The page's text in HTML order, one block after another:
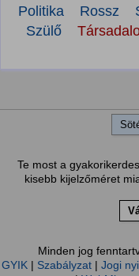
Politika
Rossz
Szülő
Te most a
kisebb kijelzőméret
Minden jog
GYIK| Szabályzat| Jogi